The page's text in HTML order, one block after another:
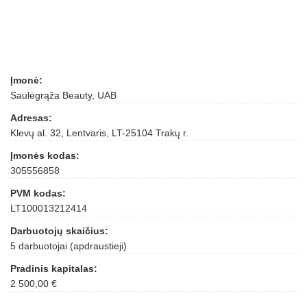
Įmonė:
Saulėgrąža Beauty, UAB
Adresas:
Klevų al. 32, Lentvaris, LT-25104 Trakų r.
Įmonės kodas:
305556858
PVM kodas:
LT100013212414
Darbuotojų skaičius:
5 darbuotojai (apdraustieji)
Pradinis kapitalas:
2 500,00 €